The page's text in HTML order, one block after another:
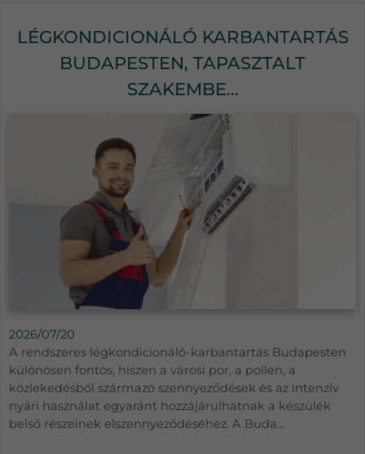
LÉGKONDICIONÁLÓ KARBANTARTÁS
BUDAPESTEN, TAPASZTALT
SZAKEMBE...
2026/07/20
A rendszeres légkondicionáló-karbantartás Budapesten
különösen fontos, hiszen a városi por, a pollen, a
közlekedésből származó szennyeződések és az intenzív
nyári használat egyaránt hozzájárulhatnak a készülék
belső részeinek elszennyeződéséhez. A Buda...